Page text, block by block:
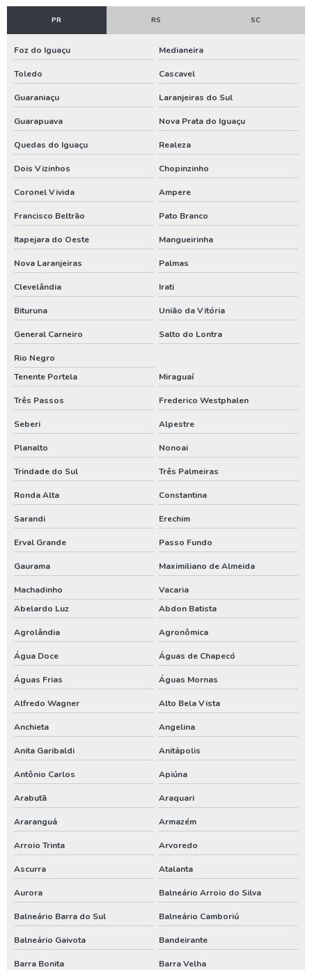
Manutenção de poço artesiano preço
Manutenção de poços tubulares profundos
Manutenção preventiva em poços tubulares
Manutenção preventiva poço artesiano
Orçamento para construção de poço artesiano
Orçamento para construir poço artesiano
Orçamento para instalar poço artesiano
Orçamento para perfuração de poço artesiano
Orçamento poço artesiano
Outorga de poço tubular
Outorga para perfuração de poço artesiano
Perfuração de poço
Perfuração de poço artesiano
Perfuração de poço artesiano água
Perfuração de poço artesiano preço
Perfuração de poço artesiano preço por metro
Perfuração de poço artesiano profundo
Perfuração de poço artesiano valor
Perfuração de poço artesianos melhor preço
Perfuração de poço profundo
Perfuração de poço tubular
Perfuração de poço tubular profundo
Perfuração poço artesiano projeto
Perfurar poço artesiano
Perfurar poço artesiano preço
Perfurar poço artesiano quanto custa
Poço artesiano custo
Poço artesiano de 150 metros
Poço artesiano empresa
Poço artesiano industrial
Poço artesiano orçamento
Poço artesiano para irrigação
PR RS SC
Foz do Iguaçu Medianeira
Toledo Cascavel
Guaraniaçu Laranjeiras do Sul
Guarapuava Nova Prata do Iguaçu
Quedas do Iguaçu Realeza
Dois Vizinhos Chopinzinho
Coronel Vivida Ampere
Francisco Beltrão Pato Branco
Itapejara do Oeste Mangueirinha
Nova Laranjeiras Palmas
Clevelândia Irati
Bituruna União da Vitória
General Carneiro Salto do Lontra
Rio Negro
Tenente Portela
Miraguaí
Três Passos Frederico Westphalen
Seberi Alpestre
Planalto Nonoai
Trindade do Sul Três Palmeiras
Ronda Alta Constantina
Sarandi Erechim
Erval Grande Passo Fundo
Gaurama Maximiliano de Almeida
Machadinho
Vacaria
Abelardo Luz
Abdon Batista
Agrolândia Agronômica
Água Doce Águas de Chapecó
Águas Frias Águas Mornas
Alfredo Wagner Alto Bela Vista
Anchieta Angelina
Anita Garibaldi Anitápolis
Antônio Carlos Apiúna
Arabutã Araquari
Araranguá Armazém
Arroio Trinta Arvoredo
Ascurra Atalanta
Aurora Balneário Arroio do Silva
Balneário Barra do Sul Balneário Camboriú
Balneário Gaivota Bandeirante
Barra Bonita Barra Velha